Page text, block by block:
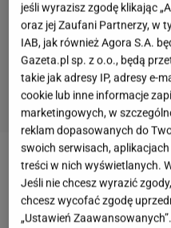
Kiełki rzodkiewki
smakiem oraz
dzięki czemu idealnie
jeśli wyrazisz zgodę klikając
oraz jej Zaufani Partnerzy, w
IAB, jak również Agora S.A.
Gazeta.pl sp. z o.o., będą
takie jak adresy IP, adresy e-
cookie lub inne informacje
marketingowych, w
reklam dopasowanych do
swoich serwisach,
treści w nich wyświetlanych.
Jeśli nie chcesz wyrazić
chcesz wycofać zgodę
„Ustawień Zaawansowanych”.